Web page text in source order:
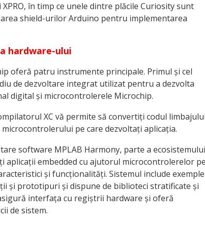
în timp ce unele dintre plăcile Curiosity sunt
shield-urilor Arduino pentru implementarea
hardware-ului
oferă patru instrumente principale. Primul și cel
de dezvoltare integrat utilizat pentru a dezvolta
digital și microcontrolerele Microchip.
XC vă permite să convertiți codul
pe care dezvoltați aplicația.
software MPLAB Harmony, parte a ecosistemului
aplicații embedded cu ajutorul microcontrolerelor
și funcționalități. Sistemul include exemple
și prototipuri și dispune de biblioteci stratificate și
interfața cu regiștrii hardware și oferă
de sistem.